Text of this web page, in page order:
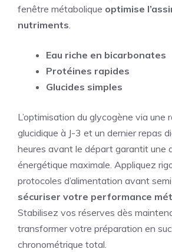
fenêtre métabolique optimise
nutriments.
Eau riche en bicarbonates
Protéines rapides
Glucides simples
L’optimisation du glycogène via une
glucidique à J-3 et un dernier repas
heures avant le départ garantit une
énergétique maximale. Appliquez
protocoles d’alimentation avant
sécuriser votre performance
Stabilisez vos réserves dès
transformer votre préparation en
chronométrique total.